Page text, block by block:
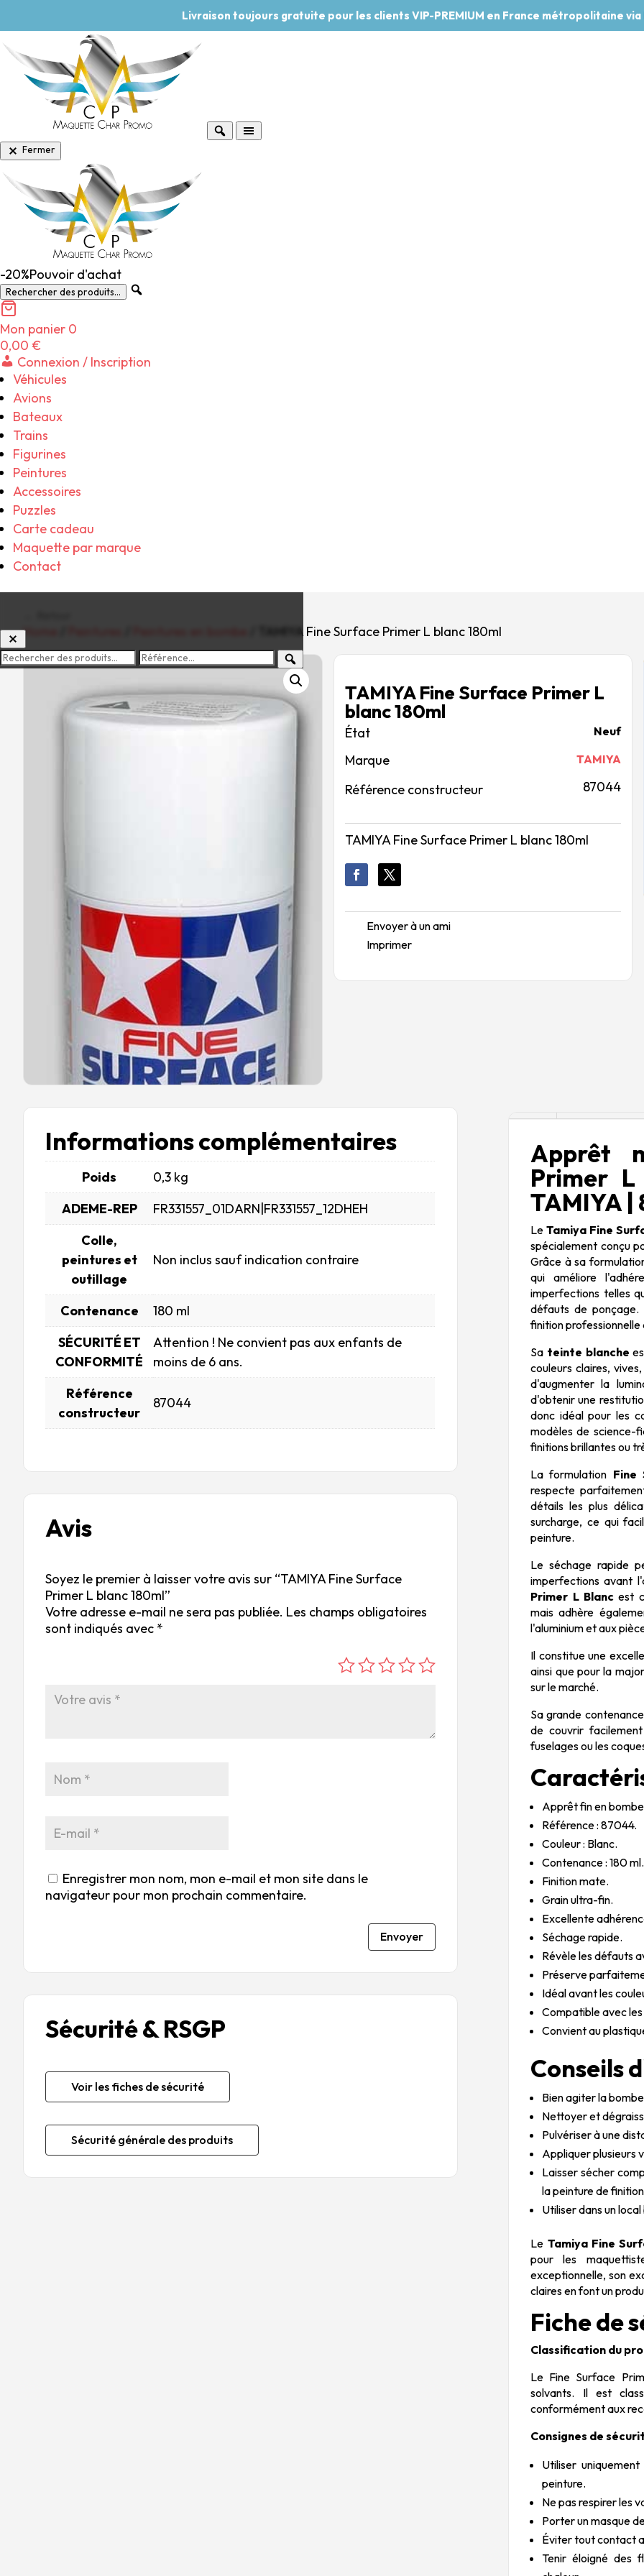
Livraison toujours gratuite pour les clients VIP-PREMIUM en France métropolitaine via
Fermer
-20%Pouvoir d'achat
Rechercher des produits...
Mon panier 0
0,00 €
Connexion / Inscription
Véhicules
Avions
Bateaux
Trains
Figurines
Peintures
Accessoires
Puzzles
Carte cadeau
Maquette par marque
Contact
Home / TAMIYA Fine Surface Primer L blanc 180ml
TAMIYA Fine Surface Primer L
blanc 180ml
Neuf
Marque TAMIYA
Référence constructeur 87044
TAMIYA Fine Surface Primer L blanc 180ml
Envoyer à un ami
Imprimer
Informations complémentaires
Poids
0,3 kg
ADEME-REP
FR331557_01DARN|FR331557_12DHEH
Colle,
peintures et
outillage
Non inclus sauf indication contraire
Contenance
180 ml
SÉCURITÉ ET
CONFORMITÉ
Attention ! Ne convient pas aux enfants de
moins de 6 ans.
Référence
constructeur
87044
Avis
Soyez le premier à laisser votre avis sur “TAMIYA Fine Surface
Primer L blanc 180ml”
Votre adresse e-mail ne sera pas publiée. Les champs obligatoires
sont indiqués avec *
s
Enregistrer mon nom, mon e-mail et mon site dans le
navigateur pour mon prochain commentaire.
Envoyer
Sécurité & RSGP
Voir les fiches de sécurité
Sécurité générale des produits
Apprêt
Primer
TAMIYA |
LeTamiya Fine
spécialement conçu
Grâce à sa
qui améliore
imperfections telles
défauts de ponçage.
finition professionnelle
Sa teinte blanche
couleurs claires,
d'augmenter la
d'obtenir une
donc idéal pour les
modèles de science-
finitions brillantes ou
La formulation Fine
respecte
détails les plus
surcharge, ce qui
peinture.
Le séchage rapide
imperfections avant
Primer L Blancest
mais adhère
l'aluminium et aux
Il constitue une
ainsi que pour la
sur le marché.
Sa grande
de couvrir
fuselages ou les
Apprêt fin en
Référence : 87044.
Couleur : Blanc.
Contenance : 180 ml.
Finition mate.
Grain ultra-fin.
Excellente
Séchage rapide.
Révèle les défauts
Préserve
Idéal avant les
Compatible avec
Convient au
Conseils
Bien agiter la
Nettoyer et
Pulvériser à une
Appliquer plusieurs
Laisser sécher
la peinture de
Utiliser dans un
Le Tamiya Fine
pour les
exceptionnelle, son
claires en font un
Fiche de
Classification du
Le Fine Surface
solvants. Il est
conformément aux
Consignes de
Utiliser
peinture.
Ne pas respirer les
Porter un masque
Éviter tout contact
Tenir éloigné des